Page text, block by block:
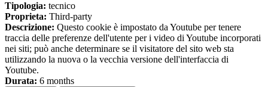
Tipologia: tecnico
Proprieta: Third-party
Descrizione: Questo cookie è impostato da Youtube per tenere
traccia delle preferenze dell'utente per i video di Youtube incorporati
nei siti; può anche determinare se il visitatore del sito web sta
utilizzando la nuova o la vecchia versione dell'interfaccia di
Youtube.
Durata: 6 months